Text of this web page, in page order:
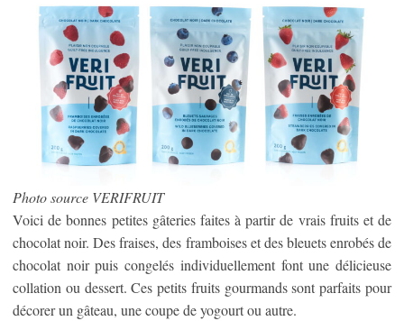
Photo source VERIFRUIT
Voici de bonnes petites gâteries faites à partir de vrais fruits et de
chocolat noir. Des fraises, des framboises et des bleuets enrobés de
chocolat noir puis congelés individuellement font une délicieuse
collation ou dessert. Ces petits fruits gourmands sont parfaits pour
décorer un gâteau, une coupe de yogourt ou autre.